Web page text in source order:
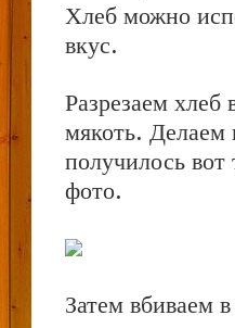
Хлеб можно
вкус.
Разрезаем хлеб
мякоть. Делаем
получилось вот
фото.
Затем вбиваем